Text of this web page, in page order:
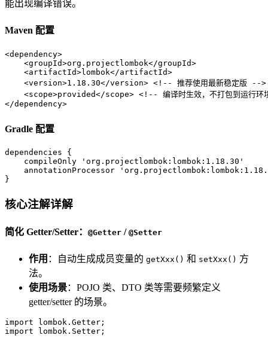
能出现编译错误。
Maven 配置
<dependency>
<groupId>org.projectlombok</groupId>
<artifactId>lombok</artifactId>
<version>1.18.30</version> <!-- 推荐使用最新稳定版 -->
<scope>provided</scope> <!-- 编译时生效，不打包到运行
</dependency>
Gradle 配置
dependencies {
    compileOnly
'org.projectlombok:lombok:1.18.30'
    annotationProcessor
}
核心注解详解
简化 Getter/Setter： @Getter / @Setter
作用 ：自动生成成员变量的 getXxx() 和 setXxx() 方
法。
使用场景：POJO 类、DTO 类等需要频繁定义
getter/setter 的场景。
import
import lombok.Setter;